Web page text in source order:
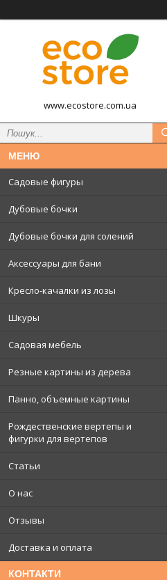
www.ecostore.com.ua
Садовые фигуры
Дубовые бочки
Дубовые бочки для солений
Аксессуары для бани
Кресло-качалки из лозы
Шкуры
Садовая мебель
Резные картины из дерева
Панно, объемные картины
Рождественские вертепы и
фигурки для вертепов
Статьи
О нас
Отзывы
Доставка и оплата
КОНТАКТИ